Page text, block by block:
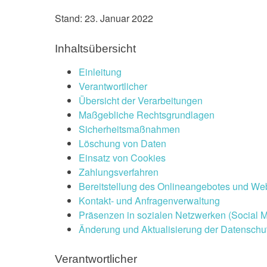
Stand: 23. Januar 2022
Inhaltsübersicht
Einleitung
Verantwortlicher
Übersicht der Verarbeitungen
Maßgebliche Rechtsgrundlagen
Sicherheitsmaßnahmen
Löschung von Daten
Einsatz von Cookies
Zahlungsverfahren
Bereitstellung des Onlineangebotes und
Kontakt- und Anfragenverwaltung
Präsenzen in sozialen Netzwerken (Social
Änderung und Aktualisierung der
Verantwortlicher